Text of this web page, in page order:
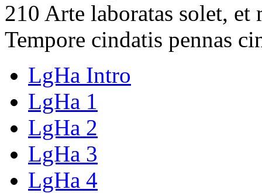
210 Arte laboratas solet, et
Tempore cindatis pennas
LgHa Intro
LgHa 1
LgHa 2
LgHa 3
LgHa 4